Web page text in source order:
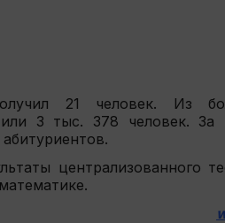
21 человек. Из
3 тыс. 378 человек. За
централизованного